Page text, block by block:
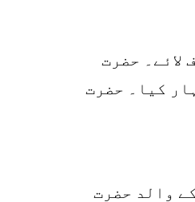
حضرت
کیا۔ حضرت
والد حضرت